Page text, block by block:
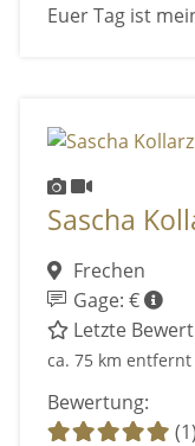
Euer Tag ist
Sascha
Frechen
Gage: €
Letzte
ca. 75 km entfernt
Bewertung:
(1)